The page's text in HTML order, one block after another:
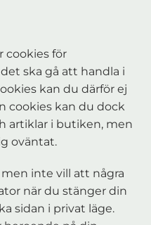
cookies för
ska gå att handla i
kan du därför ej
cookies kan du dock
artiklar i butiken, men
oväntat.
inte vill att några
när du stänger din
sidan i privat läge.